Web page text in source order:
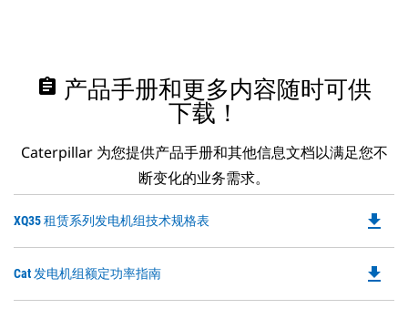
assignment 产品手册和更多内容随时可供
下载！
Caterpillar 为您提供产品手册和其他信息文档以满足您不
断变化的业务需求。
XQ35 租赁系列发电机组技术规格表
a
file_download
Cat 发电机组额定功率指南 file_download